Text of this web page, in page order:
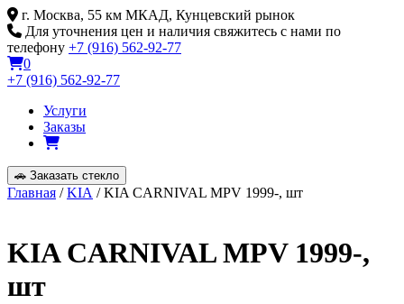
Skip
to
content
г. Москва, 55 км МКАД, Кунцевский рынок
Для уточнения цен и наличия свяжитесь с нами по
телефону +7 (916) 562-92-77
0
+7 (916) 562-92-77
Услуги
Заказы
🚗 Заказать стекло
Главная /KIA / KIA CARNIVAL MPV 1999-, шт
KIA CARNIVAL MPV 1999-,
шт